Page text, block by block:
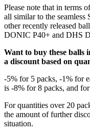
Please note that in terms
all similar to the
other recently released
DONIC P40+ and DHS
Want to buy these balls
a discount based on
-5% for 5 packs, -1% for
is -8% for 8 packs, and
For quantities over 20
the amount of further
situation.